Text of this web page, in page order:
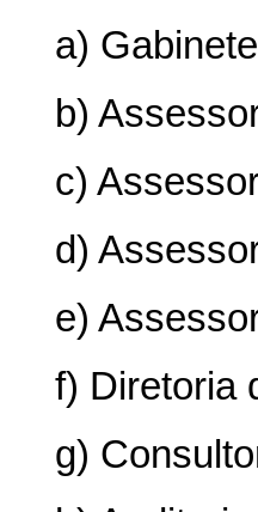
a)
b)
c)
d)
e)
f) Diretoria
g)